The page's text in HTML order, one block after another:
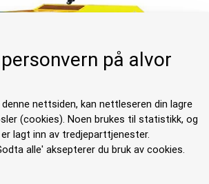
på alvor
denne nettsiden, kan nettleseren din lagre
(cookies). Noen brukes til statistikk, og
lagt inn av tredjeparttjenester.
alle' aksepterer du bruk av cookies.